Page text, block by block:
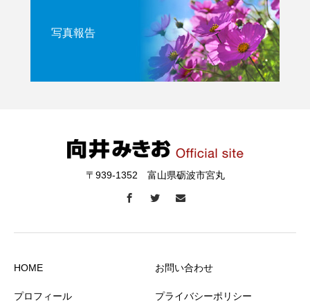
写真報告
〒939-1352 富山県砺波市宮丸
HOME
プロフィール
お問い合わせ
プライバシーポリシー